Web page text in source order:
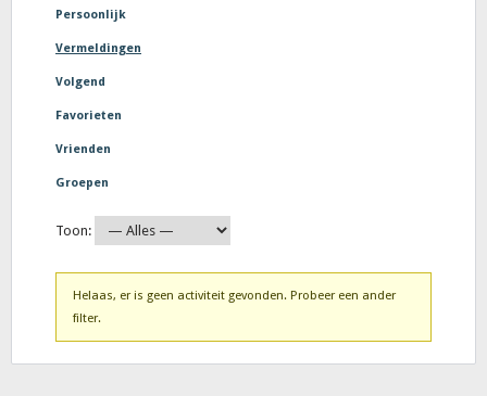
Persoonlijk
Vermeldingen
Volgend
Favorieten
Vrienden
Groepen
Toon:
Helaas, er is geen activiteit gevonden. Probeer een ander
filter.